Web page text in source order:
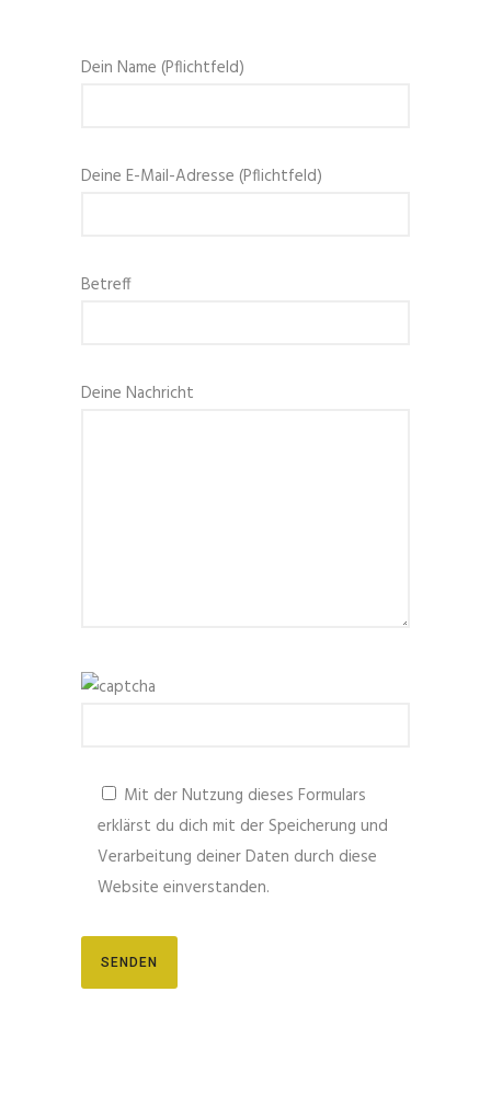
Dein Name (Pflichtfeld)
Deine E-Mail-Adresse (Pflichtfeld)
Betreff
Deine Nachricht
Mit der Nutzung dieses Formulars
erklärst du dich mit der Speicherung und
Verarbeitung deiner Daten durch diese
Website einverstanden.